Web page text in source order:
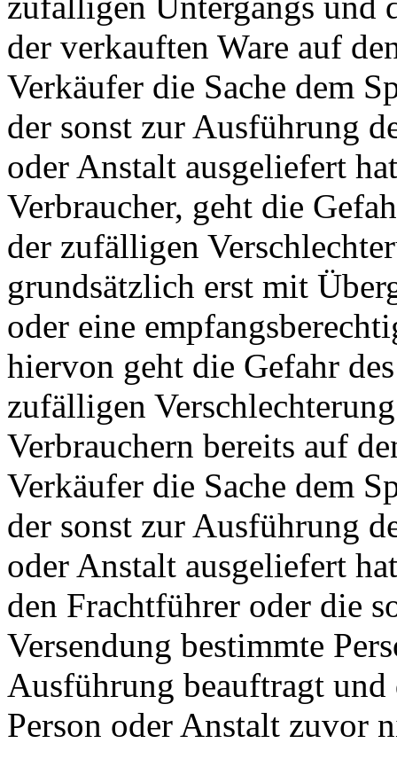
der verkauften Ware auf
Verkäufer die Sache dem
der sonst zur Ausführung
oder Anstalt ausgeliefert
Verbraucher, geht die
der zufälligen
grundsätzlich erst mit
oder eine
hiervon geht die Gefahr
zufälligen
Verbrauchern bereits auf
Verkäufer die Sache dem
der sonst zur Ausführung
oder Anstalt ausgeliefert
den Frachtführer oder die
Versendung bestimmte
Ausführung beauftragt und
Person oder Anstalt zuvor